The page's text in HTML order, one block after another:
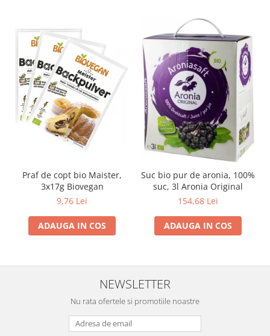
Praf de copt bio Maister,
3x17g Biovegan
9,76 Lei
ADAUGA IN COS
Suc bio pur de aronia, 100%
suc, 3l Aronia Original
154,68 Lei
ADAUGA IN COS
NEWSLETTER
Nu rata ofertele si promotiile noastre